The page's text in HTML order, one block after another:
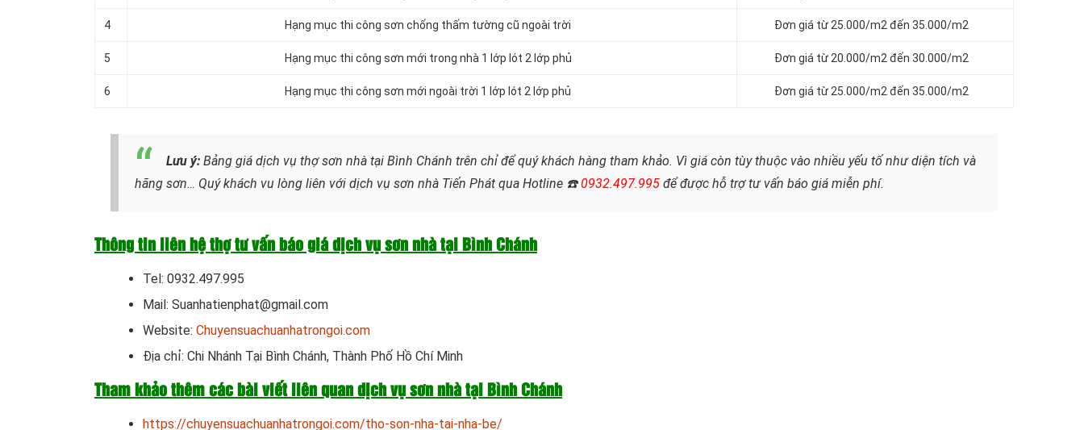
4 Hạng mục thi công sơn chống thấm tường cũ ngoài trời Đơn giá từ 25.000/m2 đến 35.000/m2
5 Hạng mục thi công sơn mới trong nhà 1 lớp lót 2 lớp phủ Đơn giá từ 20.000/m2 đến 30.000/m2
6 Hạng mục thi công sơn mới ngoài trời 1 lớp lót 2 lớp phủ Đơn giá từ 25.000/m2 đến 35.000/m2
Lưu ý: Bảng giá dịch vụ thợ sơn nhà tại Bình Chánh trên chỉ để quý khách hàng tham khảo. Vì giá còn tùy thuộc vào nhiều yếu tố như diện tích và
hãng sơn… Quý khách vu lòng liên với dịch vụ sơn nhà Tiến Phát qua Hotline ☎️0932.497.995 để được hỗ trợ tư vấn báo giá miễn phí.
Thông tin liên hệ thợ tư vấn báo giá dịch vụ sơn nhà tại Bình Chánh
Tel: 0932.497.995
Mail: Suanhatienphat@gmail.com
Website: Chuyensuachuanhatrongoi.com
Địa chỉ: Chi Nhánh Tại Bình Chánh, Thành Phố Hồ Chí Minh
Tham khảo thêm các bài viết liên quan dịch vụ sơn nhà tại Bình Chánh
https://chuyensuachuanhatrongoi.com/tho-son-nha-tai-nha-be/